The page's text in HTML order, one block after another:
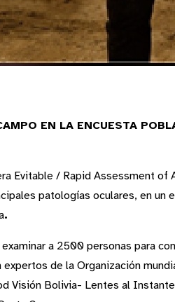
EN LA ENCUESTA
Evitable / Rapid Assessment of
patologías oculares, en
.
a 2500 personas para
de la Organización
Visión Bolivia- Lentes al